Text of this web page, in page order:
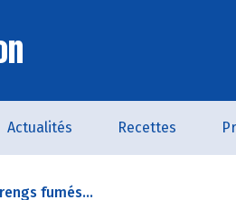
Actualités Recettes
fumés...